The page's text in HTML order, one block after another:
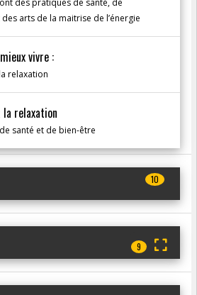
des pratiques de santé, de
arts de la maitrise de l’énergie
vivre :
relaxation
la relaxation
santé et de bien-être
10
9